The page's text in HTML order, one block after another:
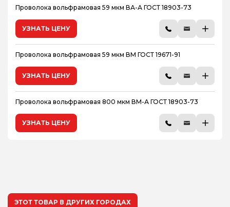
Проволока вольфрамовая 59 мкм ВА-А ГОСТ 18903-73
УЗНАТЬ ЦЕНУ
Проволока вольфрамовая 59 мкм ВМ ГОСТ 19671-91
УЗНАТЬ ЦЕНУ
Проволока вольфрамовая 800 мкм ВМ-А ГОСТ 18903-73
УЗНАТЬ ЦЕНУ
ЭТОТ ТОВАР В ДРУГИХ ГОРОДАХ